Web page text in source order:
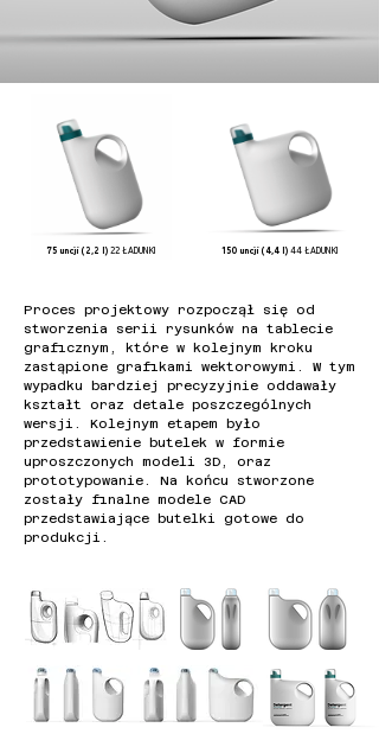
75 uncji (2,2 l) 22 ŁADUNKI 150 uncji (4,4 l) 44 ŁADUNKI
Proces projektowy rozpoczął się od
stworzenia serii rysunków na tablecie
graficznym, które w kolejnym kroku
zastąpione grafikami wektorowymi. W tym
wypadku bardziej precyzyjnie oddawały
kształt oraz detale poszczególnych
wersji. Kolejnym etapem było
przedstawienie butelek w formie
uproszczonych modeli 3D, oraz
prototypowanie. Na końcu stworzone
zostały finalne modele CAD
przedstawiające butelki gotowe do
produkcji.